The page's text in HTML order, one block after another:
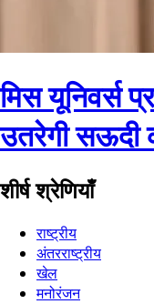
मिस यूनिवर्स
उतरेगी सऊदी
शीर्ष श्रेणियाँ
राष्ट्रीय
अंतरराष्ट्रीय
खेल
मनोरंजन